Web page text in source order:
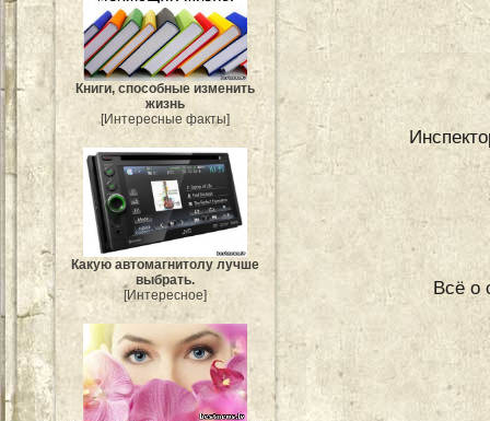
Книги, способные изменить
жизнь
[Интересные факты]
Какую автомагнитолу лучше
выбрать.
[Интересное]
Всё о